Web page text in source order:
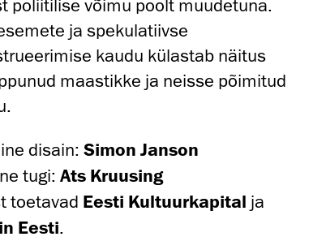
poliitilise võimu poolt muudetuna.
ja spekulatiivse
kaudu külastab näitus
maastikke ja neisse põimitud
disain:Simon Janson
tugi:Ats Kruusing
toetavad Eesti Kultuurkapital ja
Eesti.